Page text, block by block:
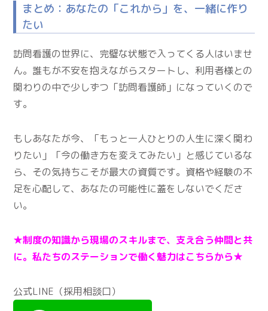
まとめ：あなたの「これから」を、一緒に作り
たい
訪問看護の世界に、完璧な状態で入ってくる人はいませ
ん。誰もが不安を抱えながらスタートし、利用者様との
関わりの中で少しずつ「訪問看護師」になっていくので
す。
もしあなたが今、「もっと一人ひとりの人生に深く関わ
りたい」「今の働き方を変えてみたい」と感じているな
ら、その気持ちこそが最大の資質です。資格や経験の不
足を心配して、あなたの可能性に蓋をしないでくださ
い。
★制度の知識から現場のスキルまで、支え合う仲間と共
に。私たちのステーションで働く魅力はこちらから★
公式LINE（採用相談口）